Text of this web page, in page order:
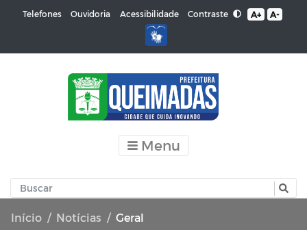
Telefones Ouvidoria Acessibilidade Contraste A+ A-
Menu
Início Notícias Geral